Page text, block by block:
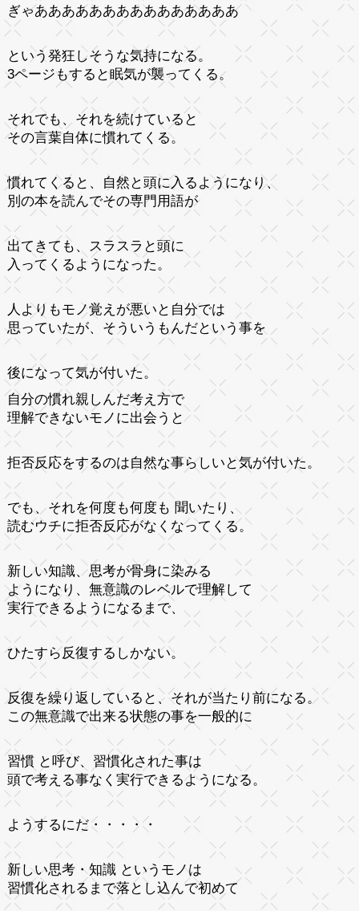
ぎゃあああああああああああああああ
という発狂しそうな気持になる。
3ページもすると眠気が襲ってくる。
それでも、それを続けていると
その言葉自体に慣れてくる。
慣れてくると、自然と頭に入るようになり、
別の本を読んでその専門用語が
出てきても、スラスラと頭に
入ってくるようになった。
人よりもモノ覚えが悪いと自分では
思っていたが、そういうもんだという事を
後になって気が付いた。
自分の慣れ親しんだ考え方で
理解できないモノに出会うと
拒否反応をするのは自然な事らしいと気が付いた。
でも、それを何度も何度も 聞いたり、
読むウチに拒否反応がなくなってくる。
新しい知識、思考が骨身に染みる
ようになり、無意識のレベルで理解して
実行できるようになるまで、
ひたすら反復するしかない。
反復を繰り返していると、それが当たり前になる。
この無意識で出来る状態の事を一般的に
習慣 と呼び、習慣化された事は
頭で考える事なく実行できるようになる。
ようするにだ・・・・・
新しい思考・知識 というモノは
習慣化されるまで落とし込んで初めて